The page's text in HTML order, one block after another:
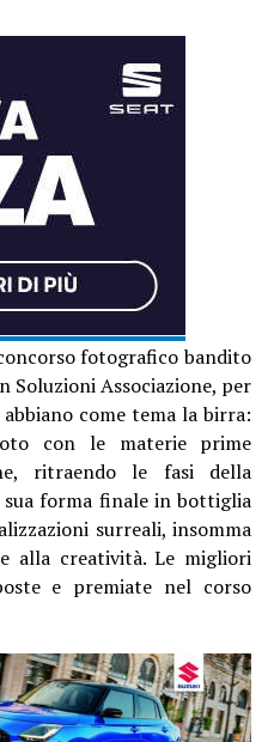
fotografico bandito
Soluzioni Associazione, per
come tema la birra:
con le materie prime
ritraendo le fasi della
forma finale in bottiglia
surreali, insomma
alla creatività. Le migliori
e premiate nel corso